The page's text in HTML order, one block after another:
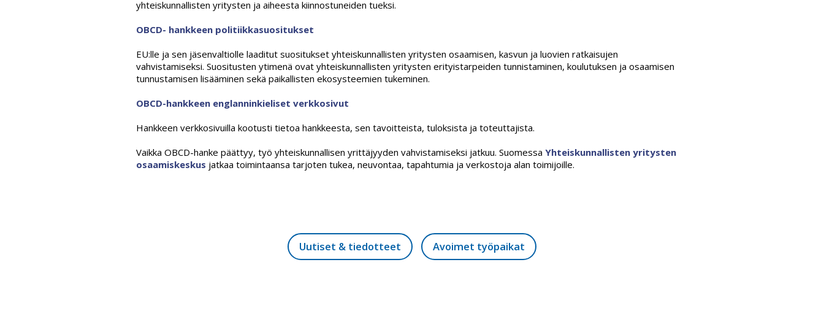
yhteiskunnallisten yritysten ja aiheesta kiinnostuneiden tueksi.
OBCD- hankkeen politiikkasuositukset
EU:lle ja sen jäsenvaltiolle laaditut suositukset yhteiskunnallisten yritysten osaamisen, kasvun ja luovien ratkaisujen
vahvistamiseksi. Suositusten ytimenä ovat yhteiskunnallisten yritysten erityistarpeiden tunnistaminen, koulutuksen ja osaamisen
tunnustamisen lisääminen sekä paikallisten ekosysteemien tukeminen.
OBCD-hankkeen englanninkieliset verkkosivut
Hankkeen verkkosivuilla kootusti tietoa hankkeesta, sen tavoitteista, tuloksista ja toteuttajista.
Vaikka OBCD-hanke päättyy, työ yhteiskunnallisen yrittäjyyden vahvistamiseksi jatkuu. Suomessa Yhteiskunnallisten yritysten
osaamiskeskus jatkaa toimintaansa tarjoten tukea, neuvontaa, tapahtumia ja verkostoja alan toimijoille.
Uutiset & tiedotteet Avoimet työpaikat